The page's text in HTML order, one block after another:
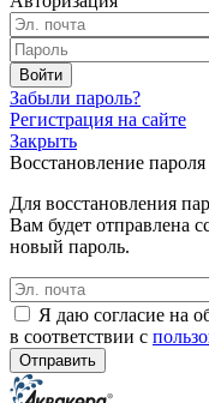
Забыли пароль?
Регистрация на сайте
Закрыть
Восстановление пароля
Для восстановления
Вам будет отправлена
новый пароль.
Я даю согласие на
в соответствии с